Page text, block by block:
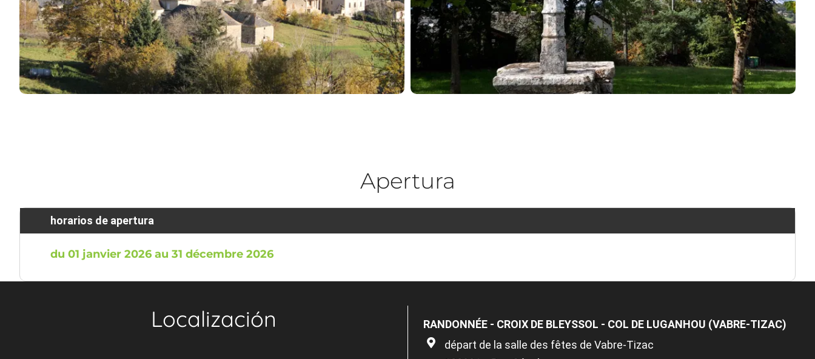
Apertura
horarios de apertura
du 01 janvier 2026 au 31 décembre 2026
Localización
RANDONNÉE - CROIX DE BLEYSSOL - COL DE LUGANHOU (VABRE-TIZAC)
départ de la salle des fêtes de Vabre-Tizac